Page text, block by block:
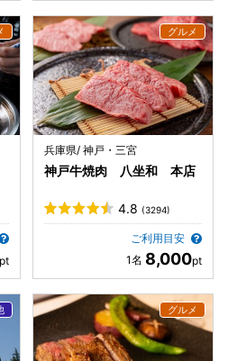
兵庫県/ 神戸・三宮
神戸牛焼肉 八坐和 本店
4.8 (3294)
ご利用目安
8,000